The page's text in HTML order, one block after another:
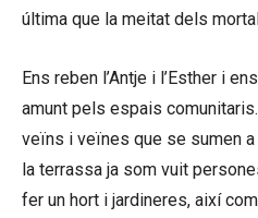
última que la meitat dels
Ens reben l’Antje i l’Esther i
amunt pels espais
veïns i veïnes que se sumen a
la terrassa ja som vuit
fer un hort i jardineres, així